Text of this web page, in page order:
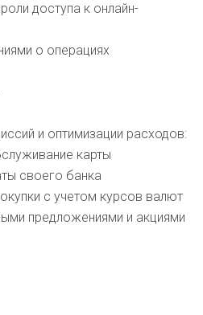
доступа к онлайн-
о операциях
и оптимизации расходов:
карты
своего банка
с учетом курсов валют
предложениями и акциями